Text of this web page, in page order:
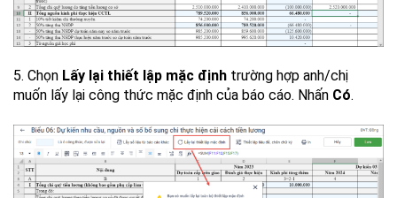
5. Chọn Lấy lại thiết lập mặc định trường hợp anh/chị
muốn lấy lại công thức mặc định của báo cáo. Nhấn Có.